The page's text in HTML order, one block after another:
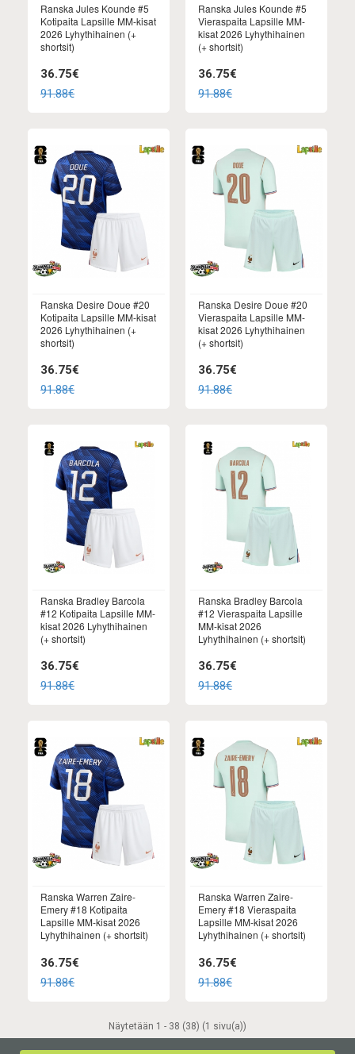
Ranska Jules Kounde #5
Kotipaita Lapsille MM-kisat
2026 Lyhythihainen (+
shortsit)
36.75€
91.88€
Ranska Jules Kounde #5
Vieraspaita Lapsille MM-
kisat 2026 Lyhythihainen
(+ shortsit)
36.75€
91.88€
Ranska Desire Doue #20
Kotipaita Lapsille MM-kisat
2026 Lyhythihainen (+
shortsit)
36.75€
91.88€
Ranska Desire Doue #20
Vieraspaita Lapsille MM-
kisat 2026 Lyhythihainen
(+ shortsit)
36.75€
91.88€
Ranska Bradley Barcola
#12 Kotipaita Lapsille MM-
kisat 2026 Lyhythihainen
(+ shortsit)
36.75€
91.88€
Ranska Bradley Barcola
#12 Vieraspaita Lapsille
MM-kisat 2026
Lyhythihainen (+ shortsit)
36.75€
91.88€
Ranska Warren Zaire-
Emery #18 Kotipaita
Lapsille MM-kisat 2026
Lyhythihainen (+ shortsit)
36.75€
91.88€
Ranska Warren Zaire-
Emery #18 Vieraspaita
Lapsille MM-kisat 2026
Lyhythihainen (+ shortsit)
36.75€
91.88€
Näytetään 1 - 38 (38) (1 sivu(a))